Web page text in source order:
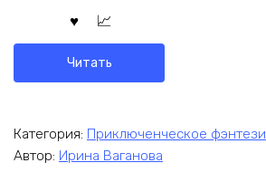
Читать
Категория: Приключенческое фэнтези
Автор: Ирина Ваганова